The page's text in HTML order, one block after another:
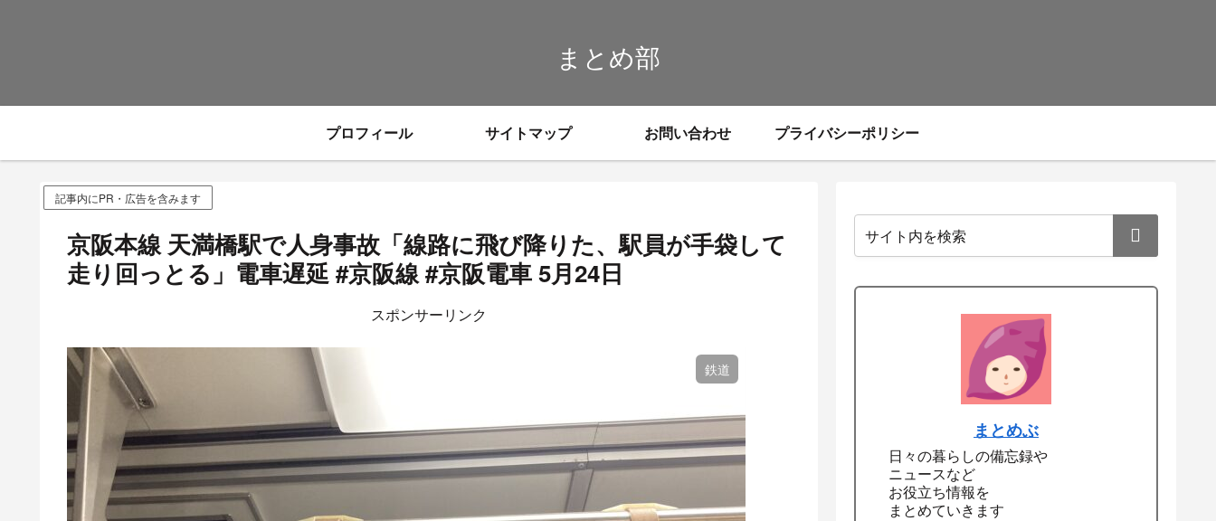
まとめ部
プロフィール サイトマップ お問い合わせ プライバシーポリシー
記事内にPR・広告を含みます
京阪本線 天満橋駅で人身事故「線路に飛び降りた、駅員が手袋して
走り回っとる」電車遅延 #京阪線 #京阪電車 5月24日
スポンサーリンク
鉄道
まとめぶ
日々の暮らしの備忘録や
ニュースなど
お役立ち情報を
まとめていきます